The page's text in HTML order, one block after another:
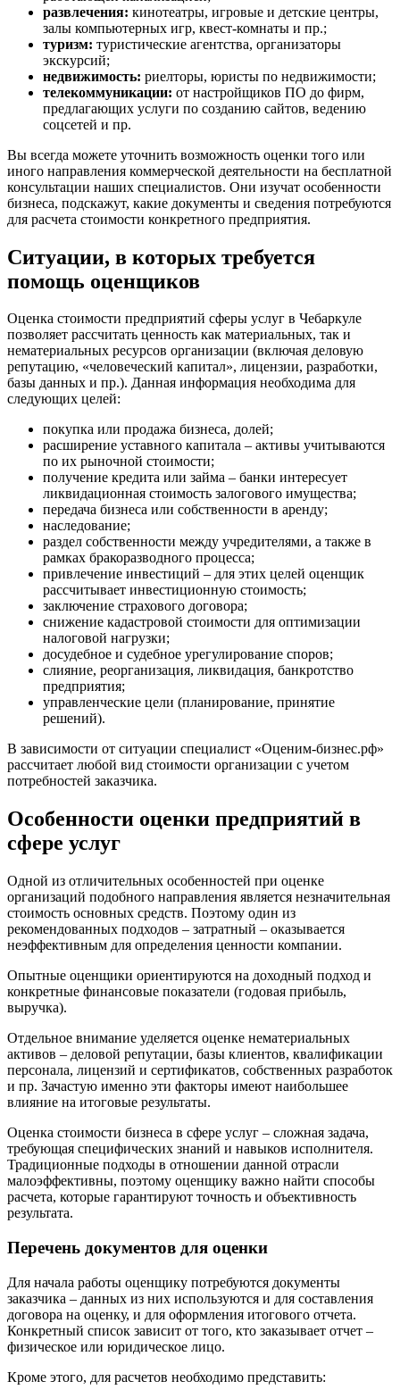
развлечения: кинотеатры, игровые и детские центры,
залы компьютерных игр, квест-комнаты и пр.;
туризм: туристические агентства, организаторы
экскурсий;
недвижимость: риелторы, юристы по недвижимости;
телекоммуникации: от настройщиков ПО до фирм,
предлагающих услуги по созданию сайтов, ведению
соцсетей и пр.
Вы всегда можете уточнить возможность оценки того или
иного направления коммерческой деятельности на бесплатной
консультации наших специалистов. Они изучат особенности
бизнеса, подскажут, какие документы и сведения потребуются
для расчета стоимости конкретного предприятия.
Ситуации, в которых требуется
помощь оценщиков
Оценка стоимости предприятий сферы услуг в Чебаркуле
позволяет рассчитать ценность как материальных, так и
нематериальных ресурсов организации (включая деловую
репутацию, «человеческий капитал», лицензии, разработки,
базы данных и пр.). Данная информация необходима для
следующих целей:
покупка или продажа бизнеса, долей;
расширение уставного капитала – активы учитываются
по их рыночной стоимости;
получение кредита или займа – банки интересует
ликвидационная стоимость залогового имущества;
передача бизнеса или собственности в аренду;
наследование;
раздел собственности между учредителями, а также в
рамках бракоразводного процесса;
привлечение инвестиций – для этих целей оценщик
рассчитывает инвестиционную стоимость;
заключение страхового договора;
снижение кадастровой стоимости для оптимизации
налоговой нагрузки;
досудебное и судебное урегулирование споров;
слияние, реорганизация, ликвидация, банкротство
предприятия;
управленческие цели (планирование, принятие
решений).
В зависимости от ситуации специалист «Оценим-бизнес.рф»
рассчитает любой вид стоимости организации с учетом
потребностей заказчика.
Особенности оценки предприятий в
сфере услуг
Одной из отличительных особенностей при оценке
организаций подобного направления является незначительная
стоимость основных средств. Поэтому один из
рекомендованных подходов – затратный – оказывается
неэффективным для определения ценности компании.
Опытные оценщики ориентируются на доходный подход и
конкретные финансовые показатели (годовая прибыль,
выручка).
Отдельное внимание уделяется оценке нематериальных
активов – деловой репутации, базы клиентов, квалификации
персонала, лицензий и сертификатов, собственных разработок
и пр. Зачастую именно эти факторы имеют наибольшее
влияние на итоговые результаты.
Оценка стоимости бизнеса в сфере услуг – сложная задача,
требующая специфических знаний и навыков исполнителя.
Традиционные подходы в отношении данной отрасли
малоэффективны, поэтому оценщику важно найти способы
расчета, которые гарантируют точность и объективность
результата.
Перечень документов для оценки
Для начала работы оценщику потребуются документы
заказчика – данных из них используются и для составления
договора на оценку, и для оформления итогового отчета.
Конкретный список зависит от того, кто заказывает отчет –
физическое или юридическое лицо.
Кроме этого, для расчетов необходимо представить:
Бутурлиновка
Валуйки
Великие Луки
Великий Новгород
Великий Устюг
Верещагино
Верхний Уфалей
Верхняя Пышма
Верхняя Салда
Владивосток
Владикавказ
Волгоград
Волжск
Волжский
Вологда
Волоколамск
Волосово
Воркута
Воронеж
Воскресенск
Воткинск
Всеволожск
Выборг
Вязники
Вязьма
Вятские Поляны
Геленджик
Георгиевск
Горно-Алтайск
Городец
Горячий Ключ
Грозный
Губаха
Губкин
Губкинский
Гулькевичи
Дедовск
Дербент
Джанкой
Дзержинск
Дзержинский
Димитровград
Дмитров
Долгопрудный
Домодедово
Дубна
Евпатория
Егорьевск
Ейск
Екатеринбург
Елабуга